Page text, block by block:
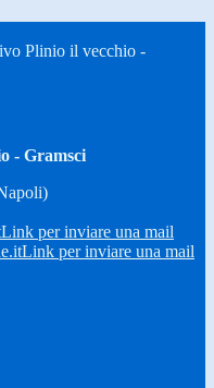
Plinio il vecchio -
- Gramsci
Link per inviare una mail
Link per inviare una mail